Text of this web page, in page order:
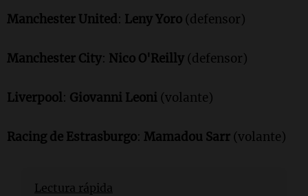
Manchester United : Leny Yoro (defensor)
Manchester City: Nico O'Reilly (defensor)
Liverpool: Giovanni Leoni (volante)
Racing de Estrasburgo: Mamadou Sarr (volante)
Lectura rápida